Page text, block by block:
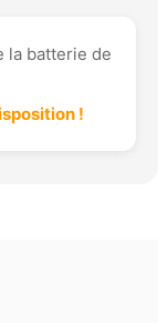
la batterie de
!